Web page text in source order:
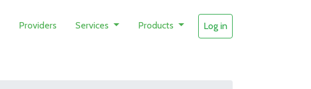
Providers Services Products Log in